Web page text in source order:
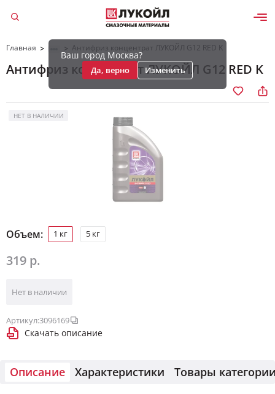
Ваш город Москва?
Да, верно Изменить
Главная > > Антифриз концентрат ЛУКОЙЛ G12 RED K
Антифриз концентрат ЛУКОЙЛ G12 RED K
НЕТ В НАЛИЧИИ
Объем: 1 кг 5 кг
319 р.
Нет в наличии
Артикул:3096169
Скачать описание
Описание Характеристики Товары